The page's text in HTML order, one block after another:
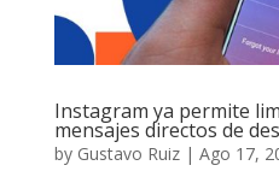
Instagram ya permite
mensajes directos de
by Gustavo Ruiz| Ago 17,